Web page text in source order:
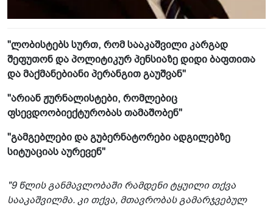
"ლობისტებს სურთ, რომ სააკაშვილი კარგად
შეფუთონ და პოლიტიკურ პენსიაზე დიდი ბაფთითა
და მაქმანებიანი პერანგით გაუშვან"
"არიან ჟურნალისტები, რომლებიც
ფსევდოობიექტურობას თამაშობენ"
"გამგებლები და გუბერნატორები ადგილებზე
სიტუაციას აურევენ"
"9 წლის განმავლობაში რამდენი ტყუილი თქვა
სააკაშვილმა. კი თქვა, მთავრობას გამარჯვებულ